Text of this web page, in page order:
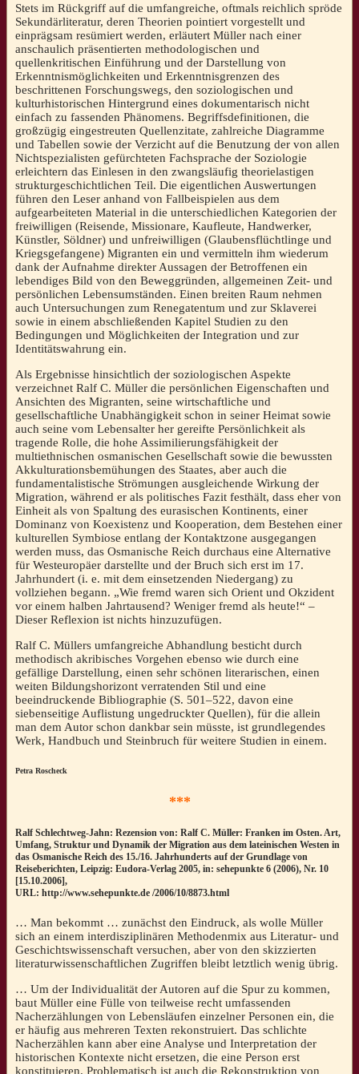
Stets im Rückgriff auf die umfangreiche, oftmals reichlich spröde
Sekundärliteratur, deren Theorien pointiert vorgestellt und
einprägsam resümiert werden, erläutert Müller nach einer
anschaulich präsentierten methodologischen und
quellenkritischen Einführung und der Darstellung von
Erkenntnismöglichkeiten und Erkenntnisgrenzen des
beschrittenen Forschungswegs, den soziologischen und
kulturhistorischen Hintergrund eines dokumentarisch nicht
einfach zu fassenden Phänomens. Begriffsdefinitionen, die
großzügig eingestreuten Quellenzitate, zahlreiche Diagramme
und Tabellen sowie der Verzicht auf die Benutzung der von allen
Nichtspezialisten gefürchteten Fachsprache der Soziologie
erleichtern das Einlesen in den zwangsläufig theorielastigen
strukturgeschichtlichen Teil. Die eigentlichen Auswertungen
führen den Leser anhand von Fallbeispielen aus dem
aufgearbeiteten Material in die unterschiedlichen Kategorien der
freiwilligen (Reisende, Missionare, Kaufleute, Handwerker,
Künstler, Söldner) und unfreiwilligen (Glaubensflüchtlinge und
Kriegsgefangene) Migranten ein und vermitteln ihm wiederum
dank der Aufnahme direkter Aussagen der Betroffenen ein
lebendiges Bild von den Beweggründen, allgemeinen Zeit- und
persönlichen Lebensumständen. Einen breiten Raum nehmen
auch Untersuchungen zum Renegatentum und zur Sklaverei
sowie in einem abschließenden Kapitel Studien zu den
Bedingungen und Möglichkeiten der Integration und zur
Identitätswahrung ein.
Als Ergebnisse hinsichtlich der soziologischen Aspekte
verzeichnet Ralf C. Müller die persönlichen Eigenschaften und
Ansichten des Migranten, seine wirtschaftliche und
gesellschaftliche Unabhängigkeit schon in seiner Heimat sowie
auch seine vom Lebensalter her gereifte Persönlichkeit als
tragende Rolle, die hohe Assimilierungsfähigkeit der
multiethnischen osmanischen Gesellschaft sowie die bewussten
Akkulturationsbemühungen des Staates, aber auch die
fundamentalistische Strömungen ausgleichende Wirkung der
Migration, während er als politisches Fazit festhält, dass eher von
Einheit als von Spaltung des eurasischen Kontinents, einer
Dominanz von Koexistenz und Kooperation, dem Bestehen einer
kulturellen Symbiose entlang der Kontaktzone ausgegangen
werden muss, das Osmanische Reich durchaus eine Alternative
für Westeuropäer darstellte und der Bruch sich erst im 17.
Jahrhundert (i. e. mit dem einsetzenden Niedergang) zu
vollziehen begann. „Wie fremd waren sich Orient und Okzident
vor einem halben Jahrtausend? Weniger fremd als heute!“ –
Dieser Reflexion ist nichts hinzuzufügen.
Ralf C. Müllers umfangreiche Abhandlung besticht durch
methodisch akribisches Vorgehen ebenso wie durch eine
gefällige Darstellung, einen sehr schönen literarischen, einen
weiten Bildungshorizont verratenden Stil und eine
beeindruckende Bibliographie (S. 501–522, davon eine
siebenseitige Auflistung ungedruckter Quellen), für die allein
man dem Autor schon dankbar sein müsste, ist grundlegendes
Werk, Handbuch und Steinbruch für weitere Studien in einem.
Petra Roscheck
***
Ralf Schlechtweg-Jahn: Rezension von: Ralf C. Müller: Franken im Osten. Art,
Umfang, Struktur und Dynamik der Migration aus dem lateinischen Westen in
das Osmanische Reich des 15./16. Jahrhunderts auf der Grundlage von
Reiseberichten, Leipzig: Eudora-Verlag 2005, in: sehepunkte 6 (2006), Nr. 10
[15.10.2006],
URL: http://www.sehepunkte.de /2006/10/8873.html
… Man bekommt … zunächst den Eindruck, als wolle Müller
sich an einem interdisziplinären Methodenmix aus Literatur- und
Geschichtswissenschaft versuchen, aber von den skizzierten
literaturwissenschaftlichen Zugriffen bleibt letztlich wenig übrig.
… Um der Individualität der Autoren auf die Spur zu kommen,
baut Müller eine Fülle von teilweise recht umfassenden
Nacherzählungen von Lebensläufen einzelner Personen ein, die
er häufig aus mehreren Texten rekonstruiert. Das schlichte
Nacherzählen kann aber eine Analyse und Interpretation der
historischen Kontexte nicht ersetzen, die eine Person erst
konstituieren. Problematisch ist auch die Rekonstruktion von